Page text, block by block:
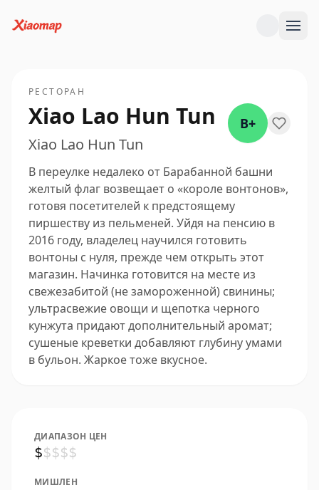
РЕСТОРАН
Xiao Lao Hun Tun
Xiao Lao Hun Tun
B+
В переулке недалеко от Барабанной башни
желтый флаг возвещает о «короле вонтонов»,
готовя посетителей к предстоящему
пиршеству из пельменей. Уйдя на пенсию в
2016 году, владелец научился готовить
вонтоны с нуля, прежде чем открыть этот
магазин. Начинка готовится на месте из
свежезабитой (не замороженной) свинины;
ультрасвежие овощи и щепотка черного
кунжута придают дополнительный аромат;
сушеные креветки добавляют глубину умами
в бульон. Жаркое тоже вкусное.
ДИАПАЗОН ЦЕН
$$$$$
МИШЛЕН